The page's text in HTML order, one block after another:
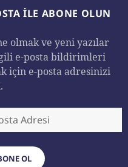
ILE ABONE OLUN
olmak ve yeni yazılar
e-posta bildirimleri
için e-posta adresinizi
OL